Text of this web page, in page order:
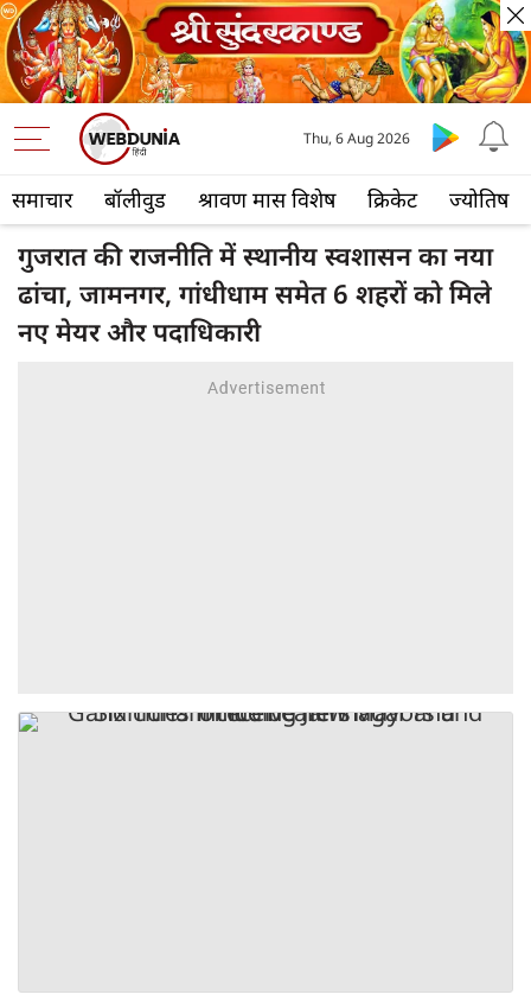
समाचार बॉलीवुड श्रावण मास विशेष क्रिकेट ज्योतिष
Thu, 6 Aug 2026
गुजरात की राजनीति में स्थानीय स्वशासन का नया
ढांचा, जामनगर, गांधीधाम समेत 6 शहरों को मिले
नए मेयर और पदाधिकारी